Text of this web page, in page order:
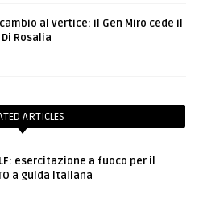
al vertice: il Gen Miro cede il
Rosalia
ARTICLES
esercitazione a fuoco per il
a guida italiana